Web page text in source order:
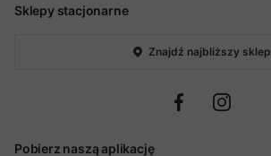
Sklepy stacjonarne
Znajdź najbliższy sklep
Pobierz naszą aplikację